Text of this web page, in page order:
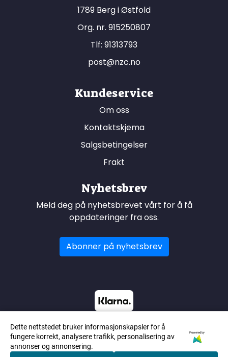
1789 Berg i Østfold
Org. nr. 915250807
Tlf: 91313793
post@nzc.no
Kundeservice
Om oss
Kontaktskjema
Salgsbetingelser
Frakt
Nyhetsbrev
Meld deg på nyhetsbrevet vårt for å få
oppdateringer fra oss.
Abonner på nyhetsbrev
Dette nettstedet bruker informasjonskapsler for å
fungere korrekt, analysere trafikk, personalisering av
annonser og annonsering.
Powered by